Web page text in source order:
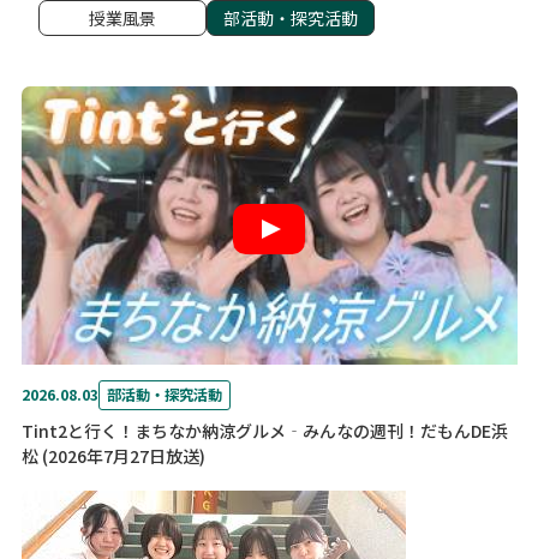
授業風景
部活動・探究活動
2026.08.03 部活動・探究活動
Tint2と行く！まちなか納涼グルメ‐みんなの週刊！だもんDE浜
松 (2026年7月27日放送)